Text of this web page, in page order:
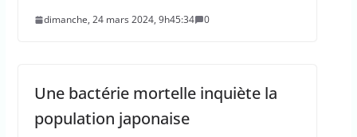
dimanche, 24 mars 2024, 9h45:34 0
Une bactérie mortelle inquiète la
population japonaise